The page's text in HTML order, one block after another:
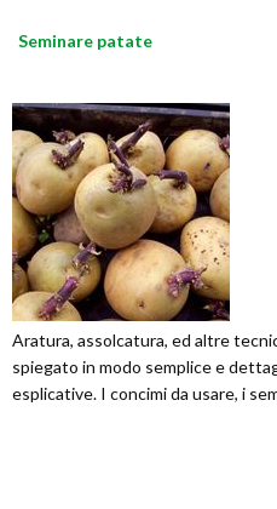
Seminare patate
Aratura, assolcatura, ed altre
spiegato in modo semplice e
esplicative. I concimi da usare, i